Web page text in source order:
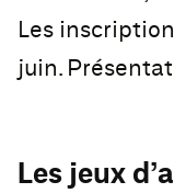
Les
juin.
Les jeux